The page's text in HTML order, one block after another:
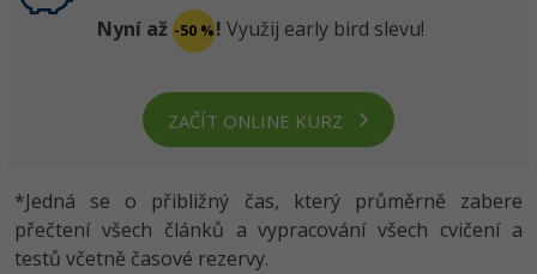
Nyní až -50 %! Využij early bird slevu!
ZAČÍT ONLINE KURZ
*Jedná se o přibližný čas, který průměrně zabere
přečtení všech článků a vypracování všech cvičení a
testů včetně časové rezervy.